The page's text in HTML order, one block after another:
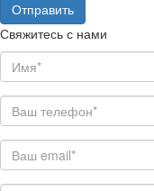
Свяжитесь с нами